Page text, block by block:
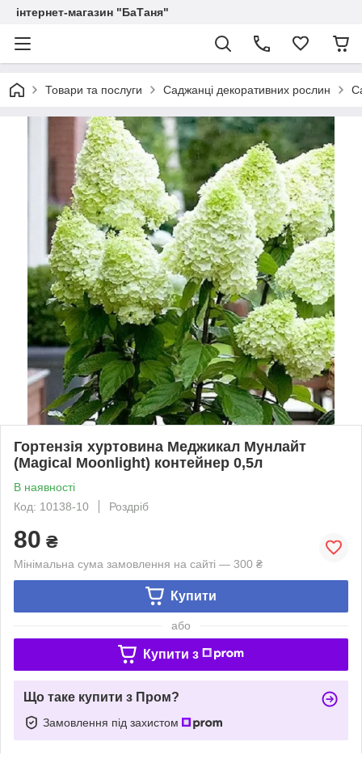
інтернет-магазин "БаТаня"
Товари та послуги Саджанці декоративних рослин
Гортензія хуртовина Меджикал Мунлайт
(Magical Moonlight) контейнер 0,5л
В наявності
Код: 10138-10
Роздріб
80 ₴
Мінімальна сума замовлення на сайті — 300 ₴
Купити
або
Купити з
Що таке купити з Пром?
Замовлення під захистом